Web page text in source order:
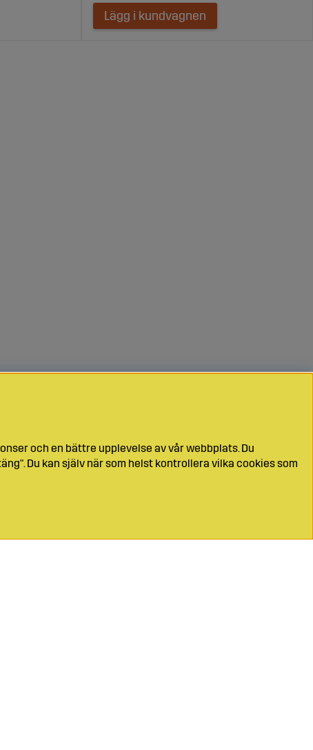
Lägg i kundvagnen
och en bättre upplevelse av vår webbplats. Du
Du kan själv när som helst kontrollera vilka cookies som